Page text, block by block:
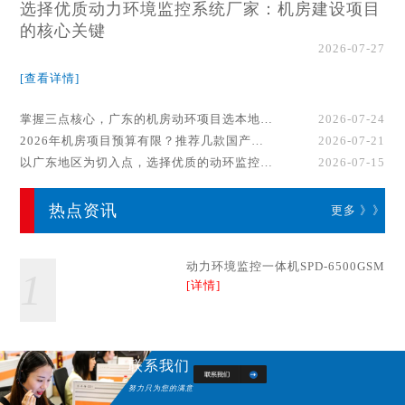
选择优质动力环境监控系统厂家：机房建设项目
的核心关键
2026-07-27
[查看详情]
掌握三点核心，广东的机房动环项目选本地厂家事半功倍！
2026-07-24
2026年机房项目预算有限？推荐几款国产动环监控系统品牌
2026-07-21
以广东地区为切入点，选择优质的动环监控系统厂家
2026-07-15
热点资讯 更多 》》
动力环境监控一体机SPD-6500GSM
[详情]
联系我们
努力只为您的满意